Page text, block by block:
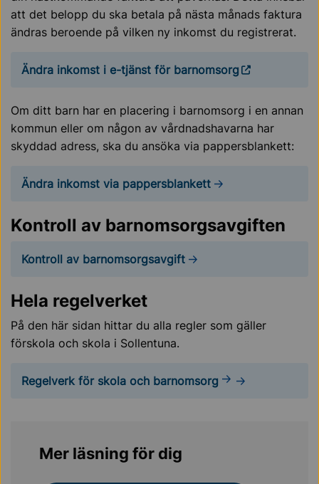
att det belopp du ska betala på nästa månads faktura
ändras beroende på vilken ny inkomst du registrerat.
Ändra inkomst i e-tjänst för barnomsorg
Om ditt barn har en placering i barnomsorg i en annan
kommun eller om någon av vårdnadshavarna har
skyddad adress, ska du ansöka via pappersblankett:
Ändra inkomst via pappersblankett
Kontroll av barnomsorgsavgiften
Kontroll av barnomsorgsavgift
Hela regelverket
På den här sidan hittar du alla regler som gäller
förskola och skola i Sollentuna.
Regelverk för skola och barnomsorg
Mer läsning för dig